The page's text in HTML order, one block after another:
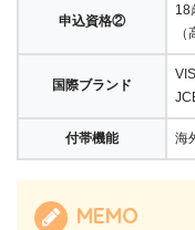
申込資格②
18
国際ブランド
付帯機能 海
MEMO